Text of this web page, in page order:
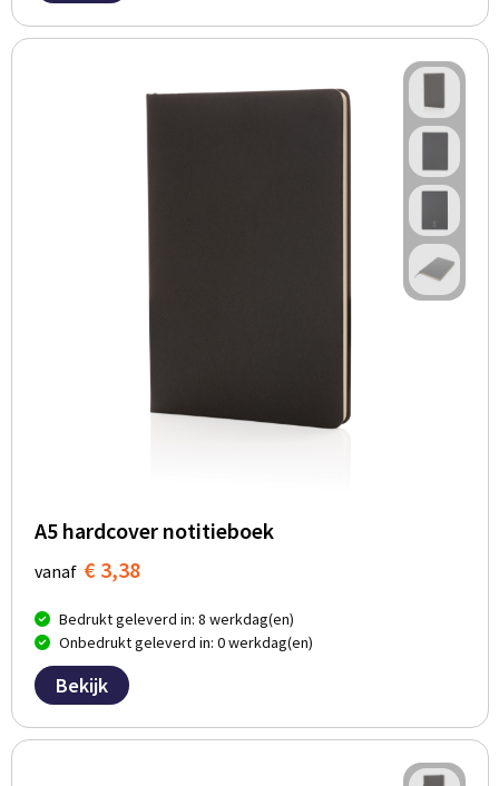
A5 hardcover notitieboek
vanaf € 3,38
Bedrukt geleverd in: 8 werkdag(en)
Onbedrukt geleverd in: 0 werkdag(en)
Bekijk